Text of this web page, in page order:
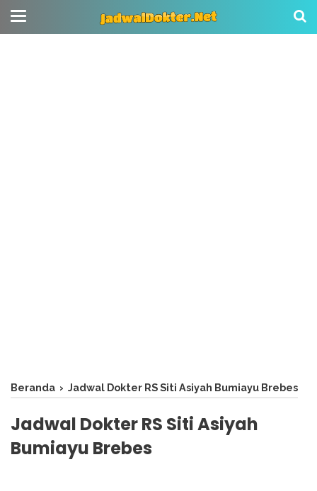
Beranda › Jadwal Dokter RS Siti Asiyah Bumiayu Brebes
Jadwal Dokter RS Siti Asiyah
Bumiayu Brebes